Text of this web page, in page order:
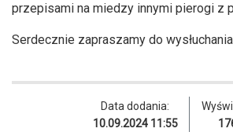
przepisami na miedzy innymi pierogi z
Serdecznie zapraszamy do
Data dodania:
10.09.2024 11:55